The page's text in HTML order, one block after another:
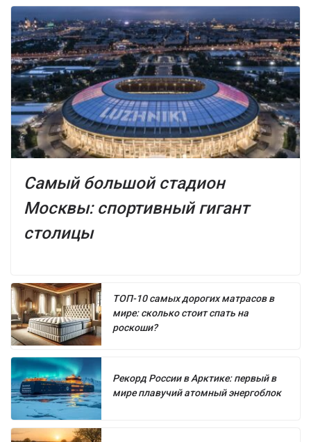
Самый большой стадион
Москвы: спортивный гигант
столицы
ТОП-10 самых дорогих матрасов в
мире: сколько стоит спать на
роскоши?
Рекорд России в Арктике: первый в
мире плавучий атомный энергоблок